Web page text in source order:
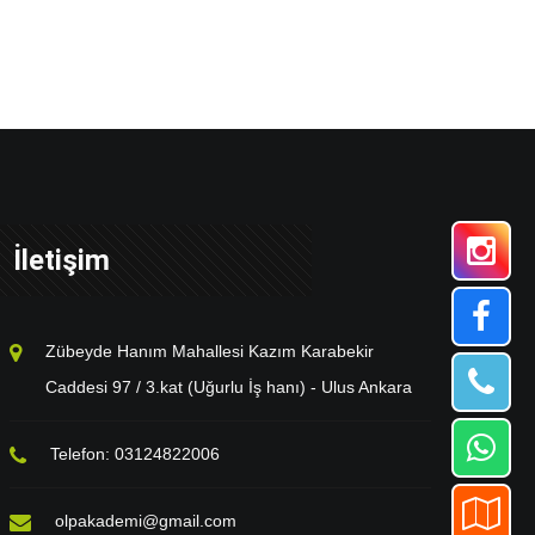
İletişim
Zübeyde Hanım Mahallesi Kazım Karabekir
Caddesi 97 / 3.kat (Uğurlu İş hanı) - Ulus Ankara
Telefon: 03124822006
olpakademi@gmail.com